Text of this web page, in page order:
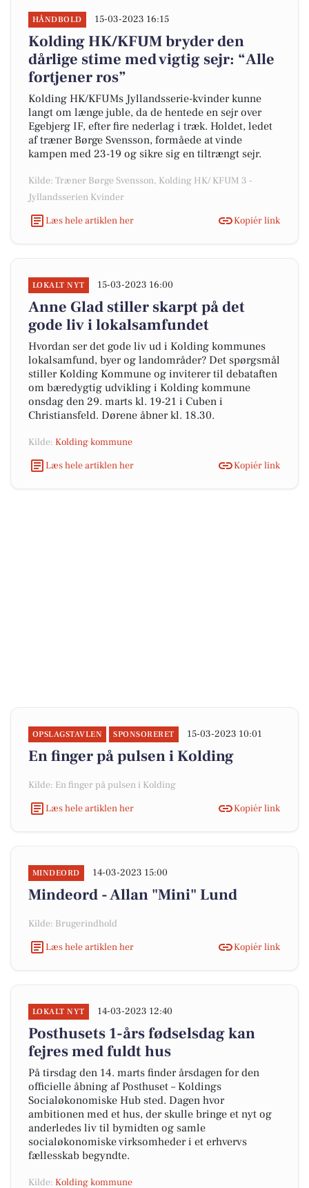
HÅNDBOLD 15-03-2023 16:15
Kolding HK/KFUM bryder den
dårlige stime med vigtig sejr: “Alle
fortjener ros”
Kolding HK/KFUMs Jyllandsserie-kvinder kunne
langt om længe juble, da de hentede en sejr over
Egebjerg IF, efter fire nederlag i træk. Holdet, ledet
af træner Børge Svensson, formåede at vinde
kampen med 23-19 og sikre sig en tiltrængt sejr.
Kilde: Træner Børge Svensson, Kolding HK/ KFUM 3 -
Jyllandsserien Kvinder
Læs hele artiklen her
Kopiér link
LOKALT NYT 15-03-2023 16:00
Anne Glad stiller skarpt på det
gode liv i lokalsamfundet
Hvordan ser det gode liv ud i Kolding kommunes
lokalsamfund, byer og landområder? Det spørgsmål
stiller Kolding Kommune og inviterer til debataften
om bæredygtig udvikling i Kolding kommune
onsdag den 29. marts kl. 19-21 i Cuben i
Christiansfeld. Dørene åbner kl. 18.30.
Kilde: Kolding kommune
Læs hele artiklen her
Kopiér link
OPSLAGSTAVLEN SPONSORERET 15-03-2023 10:01
En finger på pulsen i Kolding
Kilde: En finger på pulsen i Kolding
Læs hele artiklen her
Kopiér link
MINDEORD 14-03-2023 15:00
Mindeord - Allan "Mini" Lund
Kilde: Brugerindhold
Læs hele artiklen her
Kopiér link
LOKALT NYT 14-03-2023 12:40
Posthusets 1-års fødselsdag kan
fejres med fuldt hus
På tirsdag den 14. marts finder årsdagen for den
officielle åbning af Posthuset – Koldings
Socialøkonomiske Hub sted. Dagen hvor
ambitionen med et hus, der skulle bringe et nyt og
anderledes liv til bymidten og samle
socialøkonomiske virksomheder i et erhvervs
fællesskab begyndte.
Kilde: Kolding kommune